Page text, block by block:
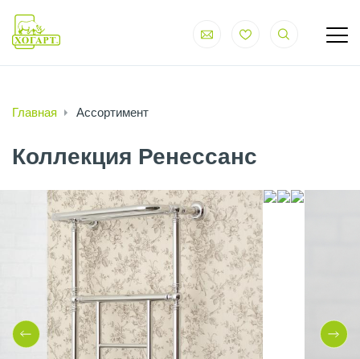
Главная Ассортимент
Коллекция Ренессанс